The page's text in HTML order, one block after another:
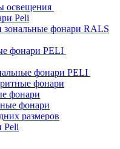
освещения
Peli
фонари RALS
фонари PELI
фонари PELI
фонари
фонари
фонари
размеров
Peli